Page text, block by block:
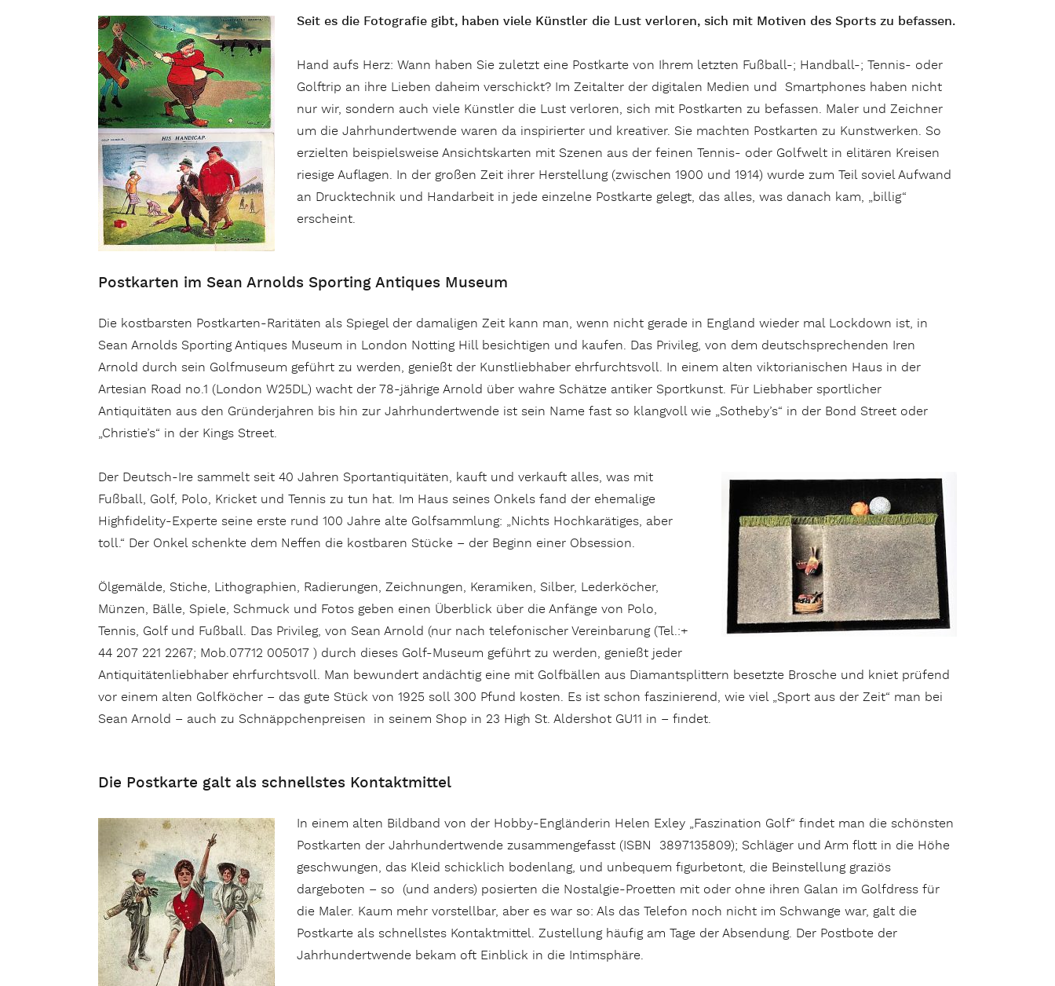
Seit es die Fotografie gibt, haben viele Künstler die Lust verloren, sich mit Motiven des Sports zu befassen.
Hand aufs Herz: Wann haben Sie zuletzt eine Postkarte von Ihrem letzten Fußball-; Handball-; Tennis- oder
Golftrip an ihre Lieben daheim verschickt? Im Zeitalter der digitalen Medien und Smartphones haben nicht
nur wir, sondern auch viele Künstler die Lust verloren, sich mit Postkarten zu befassen. Maler und Zeichner
um die Jahrhundertwende waren da inspirierter und kreativer. Sie machten Postkarten zu Kunstwerken. So
erzielten beispielsweise Ansichtskarten mit Szenen aus der feinen Tennis- oder Golfwelt in elitären Kreisen
riesige Auflagen. In der großen Zeit ihrer Herstellung (zwischen 1900 und 1914) wurde zum Teil soviel Aufwand
an Drucktechnik und Handarbeit in jede einzelne Postkarte gelegt, das alles, was danach kam, „billig“
erscheint.
Postkarten im Sean Arnolds Sporting Antiques Museum
Die kostbarsten Postkarten-Raritäten als Spiegel der damaligen Zeit kann man, wenn nicht gerade in England wieder mal Lockdown ist, in
Sean Arnolds Sporting Antiques Museum in London Notting Hill besichtigen und kaufen. Das Privileg, von dem deutschsprechenden Iren
Arnold durch sein Golfmuseum geführt zu werden, genießt der Kunstliebhaber ehrfurchtsvoll. In einem alten viktorianischen Haus in der
Artesian Road no.1 (London W25DL) wacht der 78-jährige Arnold über wahre Schätze antiker Sportkunst. Für Liebhaber sportlicher
Antiquitäten aus den Gründerjahren bis hin zur Jahrhundertwende ist sein Name fast so klangvoll wie „Sotheby’s“ in der Bond Street oder
„Christie’s“ in der Kings Street.
Der Deutsch-Ire sammelt seit 40 Jahren Sportantiquitäten, kauft und verkauft alles, was mit
Fußball, Golf, Polo, Kricket und Tennis zu tun hat. Im Haus seines Onkels fand der ehemalige
Highfidelity-Experte seine erste rund 100 Jahre alte Golfsammlung: „Nichts Hochkarätiges, aber
toll.“ Der Onkel schenkte dem Neffen die kostbaren Stücke – der Beginn einer Obsession.
Ölgemälde, Stiche, Lithographien, Radierungen, Zeichnungen, Keramiken, Silber, Lederköcher,
Münzen, Bälle, Spiele, Schmuck und Fotos geben einen Überblick über die Anfänge von Polo,
Tennis, Golf und Fußball. Das Privileg, von Sean Arnold (nur nach telefonischer Vereinbarung (Tel.:+
44 207 221 2267; Mob.07712 005017 ) durch dieses Golf-Museum geführt zu werden, genießt jeder
Antiquitätenliebhaber ehrfurchtsvoll. Man bewundert andächtig eine mit Golfbällen aus Diamantsplittern besetzte Brosche und kniet prüfend
vor einem alten Golfköcher – das gute Stück von 1925 soll 300 Pfund kosten. Es ist schon faszinierend, wie viel „Sport aus der Zeit“ man bei
Sean Arnold – auch zu Schnäppchenpreisen in seinem Shop in 23 High St. Aldershot GU11 in – findet.
Die Postkarte galt als schnellstes Kontaktmittel
In einem alten Bildband von der Hobby-Engländerin Helen Exley „Faszination Golf“ findet man die schönsten
Postkarten der Jahrhundertwende zusammengefasst (ISBN ‎ 3897135809); Schläger und Arm flott in die Höhe
geschwungen, das Kleid schicklich bodenlang, und unbequem figurbetont, die Beinstellung graziös
dargeboten – so (und anders) posierten die Nostalgie-Proetten mit oder ohne ihren Galan im Golfdress für
die Maler. Kaum mehr vorstellbar, aber es war so: Als das Telefon noch nicht im Schwange war, galt die
Postkarte als schnellstes Kontaktmittel. Zustellung häufig am Tage der Absendung. Der Postbote der
Jahrhundertwende bekam oft Einblick in die Intimsphäre.